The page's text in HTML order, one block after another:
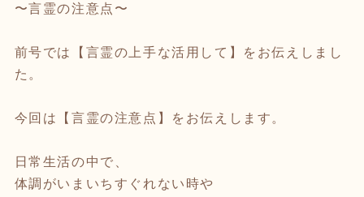
〜言霊の注意点〜
前号では【言霊の上手な活用して】をお伝えしまし
た。
今回は【言霊の注意点】をお伝えします。
日常生活の中で、
体調がいまいちすぐれない時や